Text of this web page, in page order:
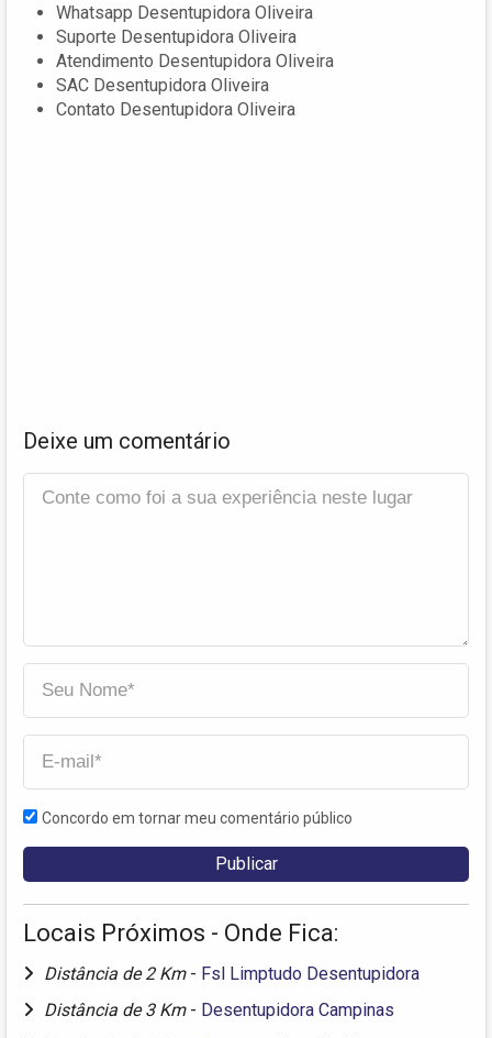
Whatsapp Desentupidora Oliveira
Suporte Desentupidora Oliveira
Atendimento Desentupidora Oliveira
SAC Desentupidora Oliveira
Contato Desentupidora Oliveira
Deixe um comentário
Concordo em tornar meu comentário público
Locais Próximos - Onde Fica:
Distância de 2 Km - Fsl Limptudo Desentupidora
Distância de 3 Km - Desentupidora Campinas